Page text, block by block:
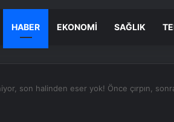
HABER EKONOMI SAĞLIK
son halinden eser yok! Önce çırpın,